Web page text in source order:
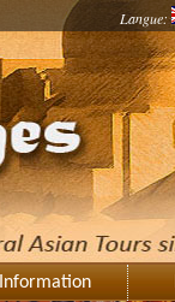
Langue:
Information